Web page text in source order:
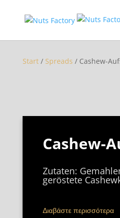
Start/ Spreads / Cashew-
Cashew-
Zutaten:
geröstete
Διαβάστε περισσότερα